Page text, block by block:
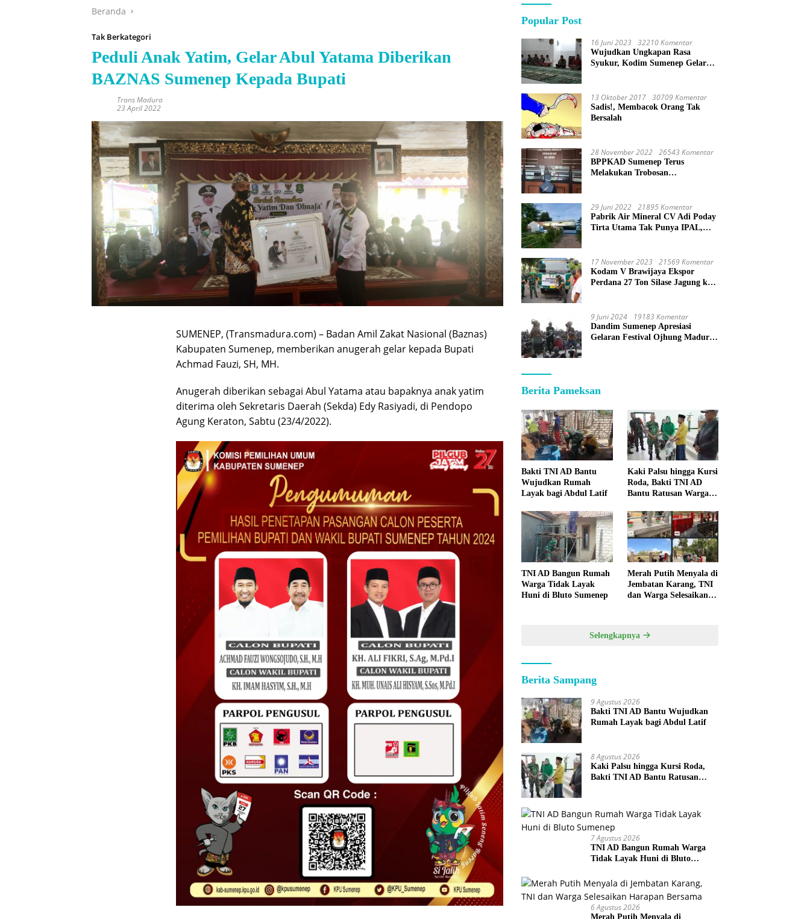
Beranda
Tak Berkategori
Peduli Anak Yatim, Gelar Abul Yatama Diberikan
BAZNAS Sumenep Kepada Bupati
Trans Madura
23 April 2022
SUMENEP, (Transmadura.com) – Badan Amil Zakat Nasional (Baznas)
Kabupaten Sumenep, memberikan anugerah gelar kepada Bupati
Achmad Fauzi, SH, MH.
Anugerah diberikan sebagai Abul Yatama atau bapaknya anak yatim
diterima oleh Sekretaris Daerah (Sekda) Edy Rasiyadi, di Pendopo
Agung Keraton, Sabtu (23/4/2022).
Popular Post
16 Juni 2023 32210 Komentar
Wujudkan Ungkapan Rasa
Syukur, Kodim Sumenep Gelar
13 Oktober 2017 30709 Komentar
Sadis!, Membacok Orang Tak
Bersalah
28 November 2022 26543 Komentar
BPPKAD Sumenep Terus
Melakukan Trobosan
29 Juni 2022 21895 Komentar
Pabrik Air Mineral CV Adi Poday
Tirta Utama Tak Punya IPAL,
17 November 2023 21569 Komentar
Kodam V Brawijaya Ekspor
Perdana 27 Ton Silase Jagung ke
9 Juni 2024 19183 Komentar
Dandim Sumenep Apresiasi
Gelaran Festival Ojhung Madura
Berita Pameksan
Bakti TNI AD Bantu
Wujudkan Rumah
Layak bagi Abdul Latif
Kaki Palsu hingga Kursi
Roda, Bakti TNI AD
Bantu Ratusan Warga
TNI AD Bangun Rumah
Warga Tidak Layak
Huni di Bluto Sumenep
Merah Putih Menyala di
Jembatan Karang, TNI
dan Warga Selesaikan
Selengkapnya
Berita Sampang
9 Agustus 2026
Bakti TNI AD Bantu Wujudkan
Rumah Layak bagi Abdul Latif
8 Agustus 2026
Kaki Palsu hingga Kursi Roda,
Bakti TNI AD Bantu Ratusan
7 Agustus 2026
TNI AD Bangun Rumah Warga
Tidak Layak Huni di Bluto
6 Agustus 2026
Merah Putih Menyala di